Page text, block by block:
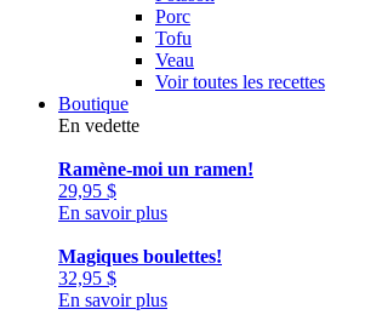
Porc
Tofu
Veau
Voir toutes les recettes
Boutique
En vedette
Ramène-moi un ramen!
29,95 $
En savoir plus
Magiques boulettes!
32,95 $
En savoir plus